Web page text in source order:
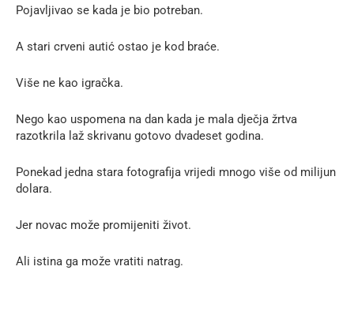
Pojavljivao se kada je bio potreban.
A stari crveni autić ostao je kod braće.
Više ne kao igračka.
Nego kao uspomena na dan kada je mala dječja žrtva
razotkrila laž skrivanu gotovo dvadeset godina.
Ponekad jedna stara fotografija vrijedi mnogo više od milijun
dolara.
Jer novac može promijeniti život.
Ali istina ga može vratiti natrag.